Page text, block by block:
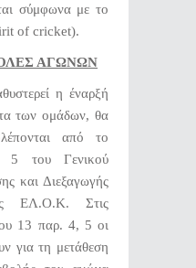
σύμφωνα με το
of cricket).
ΑΓΩΝΩΝ
η έναρξή
των ομάδων, θα
από το
του Γενικού
και Διεξαγωγής
ΕΛ.Ο.Κ. Στις
13 παρ. 4, 5 οι
για τη μετάθεση